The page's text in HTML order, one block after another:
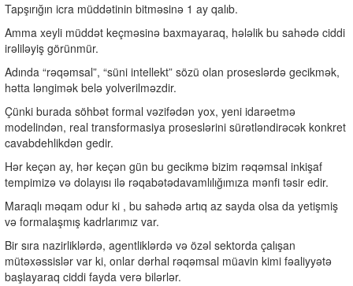
Tapşırığın icra müddətinin bitməsinə 1 ay qalıb.
Amma xeyli müddət keçməsinə baxmayaraq, hələlik bu sahədə ciddi
irəliləyiş görünmür.
Adında “rəqəmsal”, “süni intellekt” sözü olan proseslərdə gecikmək,
hətta ləngimək belə yolverilməzdir.
Çünki burada söhbət formal vəzifədən yox, yeni idarəetmə
modelindən, real transformasiya proseslərini sürətləndirəcək konkret
cavabdehlikdən gedir.
Hər keçən ay, hər keçən gün bu gecikmə bizim rəqəmsal inkişaf
tempimizə və dolayısı ilə rəqabətədavamlılığımıza mənfi təsir edir.
Maraqlı məqam odur ki , bu sahədə artıq az sayda olsa da yetişmiş
və formalaşmış kadrlarımız var.
Bir sıra nazirliklərdə, agentliklərdə və özəl sektorda çalışan
mütəxəssislər var ki, onlar dərhal rəqəmsal müavin kimi fəaliyyətə
başlayaraq ciddi fayda verə bilərlər.